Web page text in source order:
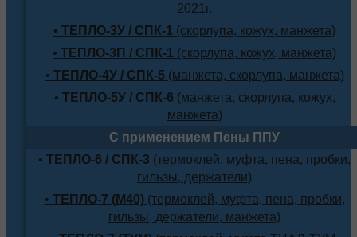
2021г.
• ТЕПЛО-3У / СПК-1 (скорлупа, кожух, манжета)
• ТЕПЛО-3П / СПК-1 (скорлупа, кожух, манжета)
• ТЕПЛО-4У / СПК-5 (манжета, скорлупа, манжета)
• ТЕПЛО-5У / СПК-6 (манжета, скорлупа, кожух,
манжета)
С применением Пены ППУ
• ТЕПЛО-6 / СПК-3 (термоклей, муфта, пена, пробки,
гильзы, держатели)
• ТЕПЛО-7 (М40)(термоклей, муфта, пена, пробки,
гильзы, держатели, манжета)